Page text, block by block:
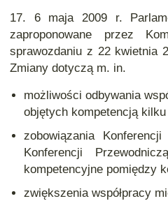
17. 6 maja 2009 r.
zaproponowane przez
sprawozdaniu z 22 kwietnia
Zmiany dotyczą m. in.
możliwości odbywania
objętych kompetencją
zobowiązania
Konferencji
kompetencyjne pomiędzy
zwiększenia współpracy